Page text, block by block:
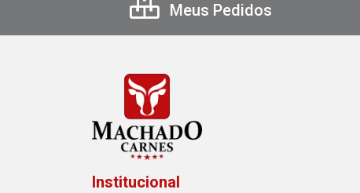
Meus Pedidos
Institucional